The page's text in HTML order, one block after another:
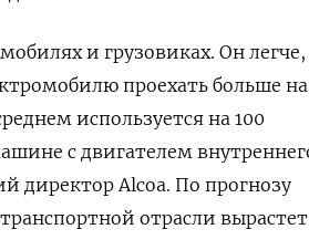
и грузовиках. Он
проехать больше
используется на 100
с двигателем
директор Alcoa. По прогнозу
отрасли вырастет